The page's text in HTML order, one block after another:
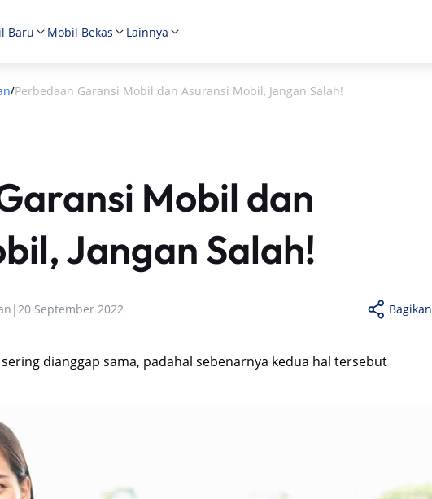
Baru Mobil Bekas Lainnya
/Perbedaan Garansi Mobil dan Asuransi Mobil, Jangan Salah!
Mobil dan
Jangan Salah!
|20 September 2022 Bagikan
dianggap sama, padahal sebenarnya kedua hal tersebut